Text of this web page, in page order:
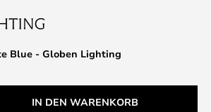
Blue - Globen Lighting
IN DEN WARENKORB